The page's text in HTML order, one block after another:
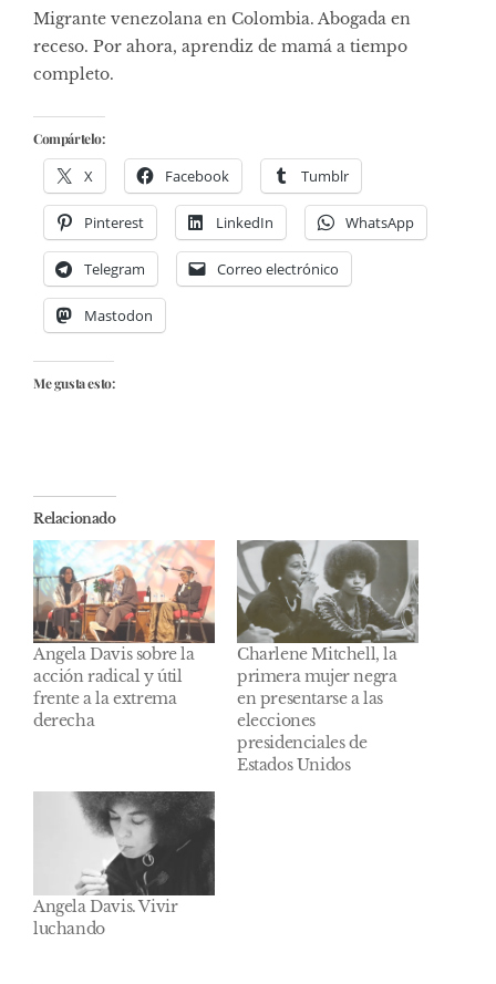
Migrante venezolana en Colombia. Abogada en
receso. Por ahora, aprendiz de mamá a tiempo
completo.
Compártelo:
X Facebook Tumblr
Pinterest LinkedIn WhatsApp
Telegram Correo electrónico
Mastodon
Me gusta esto:
Relacionado
Angela Davis sobre la
acción radical y útil
frente a la extrema
derecha
Charlene Mitchell, la
primera mujer negra
en presentarse a las
elecciones
presidenciales de
Estados Unidos
Angela Davis. Vivir
luchando